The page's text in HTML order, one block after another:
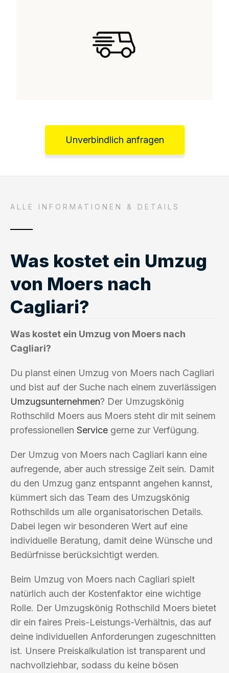
Unverbindlich anfragen
ALLE INFORMATIONEN & DETAILS
Was kostet ein Umzug
von Moers nach
Cagliari?
Was kostet ein Umzug von Moers nach
Cagliari?
Du planst einen Umzug von Moers nach Cagliari
und bist auf der Suche nach einem zuverlässigen
Umzugsunternehmen? Der Umzugskönig
Rothschild Moers aus Moers steht dir mit seinem
professionellen Service gerne zur Verfügung.
Der Umzug von Moers nach Cagliari kann eine
aufregende, aber auch stressige Zeit sein. Damit
du den Umzug ganz entspannt angehen kannst,
kümmert sich das Team des Umzugskönig
Rothschilds um alle organisatorischen Details.
Dabei legen wir besonderen Wert auf eine
individuelle Beratung, damit deine Wünsche und
Bedürfnisse berücksichtigt werden.
Beim Umzug von Moers nach Cagliari spielt
natürlich auch der Kostenfaktor eine wichtige
Rolle. Der Umzugskönig Rothschild Moers bietet
dir ein faires Preis-Leistungs-Verhältnis, das auf
deine individuellen Anforderungen zugeschnitten
ist. Unsere Preiskalkulation ist transparent und
nachvollziehbar, sodass du keine bösen